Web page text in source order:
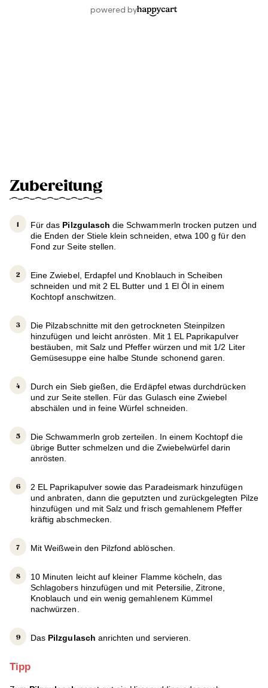
Zubereitung
Für das Pilzgulasch die Schwammerln trocken putzen und
die Enden der Stiele klein schneiden, etwa 100 g für den
Fond zur Seite stellen.
Eine Zwiebel, Erdapfel und Knoblauch in Scheiben
schneiden und mit 2 EL Butter und 1 El Öl in einem
Kochtopf anschwitzen.
Die Pilzabschnitte mit den getrockneten Steinpilzen
hinzufügen und leicht anrösten. Mit 1 EL Paprikapulver
bestäuben, mit Salz und Pfeffer würzen und mit 1/2 Liter
Gemüsesuppe eine halbe Stunde schonend garen.
Durch ein Sieb gießen, die Erdäpfel etwas durchdrücken
und zur Seite stellen. Für das Gulasch eine Zwiebel
abschälen und in feine Würfel schneiden.
Die Schwammerln grob zerteilen. In einem Kochtopf die
übrige Butter schmelzen und die Zwiebelwürfel darin
anrösten.
2 EL Paprikapulver sowie das Paradeismark hinzufügen
und anbraten, dann die geputzten und zurückgelegten Pilze
hinzufügen und mit Salz und frisch gemahlenem Pfeffer
kräftig abschmecken.
Mit Weißwein den Pilzfond ablöschen.
10 Minuten leicht auf kleiner Flamme köcheln, das
Schlagobers hinzufügen und mit Petersilie, Zitrone,
Knoblauch und ein wenig gemahlenem Kümmel
nachwürzen.
Das Pilzgulasch anrichten und servieren.
Tipp